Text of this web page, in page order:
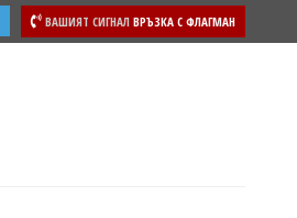
ВАШИЯТ СИГНАЛ ВРЪЗКА С ФЛАГМАН